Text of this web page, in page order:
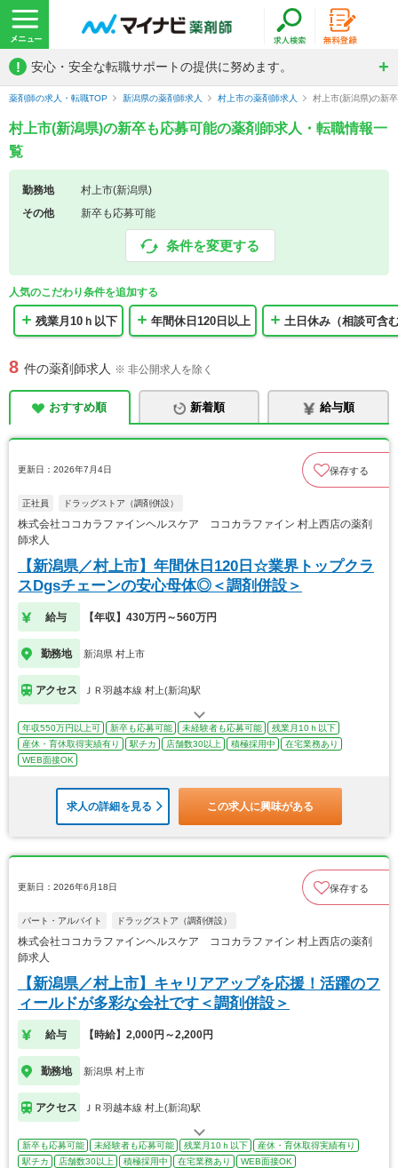
! 安心・安全な転職サポートの提供に努めます。
薬剤師の求人・転職TOP 新潟県の薬剤師求人 村上市の薬剤師求人 村上市(新潟県)の新
村上市(新潟県)の新卒も応募可能の薬剤師求人・転職情報一
覧
勤務地
村上市(新潟県)
その他
新卒も応募可能
条件を変更する
人気のこだわり条件を追加する
残業月10ｈ以下 年間休日120日以上 土日休み（相談可含
8 件の薬剤師求人 ※ 非公開求人を除く
おすすめ順 新着順 給与順
更新日：2026年7月4日 保存する
正社員 ドラッグストア（調剤併設）
株式会社ココカラファインヘルスケア ココカラファイン 村上西店の薬剤
師求人
【新潟県／村上市】年間休日120日☆業界トップクラ
スDgsチェーンの安心母体◎＜調剤併設＞
給与 【年収】430万円～560万円
勤務地 新潟県 村上市
アクセス ＪＲ羽越本線 村上(新潟)駅
年収550万円以上可 新卒も応募可能 未経験者も応募可能
残業月10ｈ以下
産休・育休取得実績有り
駅チカ 店舗数30以上 積極採用中
在宅業務あり
WEB面接OK
求人の詳細を見る この求人に興味がある
更新日：2026年6月18日 保存する
パート・アルバイト ドラッグストア（調剤併設）
株式会社ココカラファインヘルスケア ココカラファイン 村上西店の薬剤
師求人
【新潟県／村上市】キャリアアップを応援！活躍のフ
ィールドが多彩な会社です＜調剤併設＞
給与 【時給】2,000円～2,200円
勤務地 新潟県 村上市
アクセス ＪＲ羽越本線 村上(新潟)駅
新卒も応募可能 未経験者も応募可能 残業月10ｈ以下
産休・育休取得実績有り
駅チカ
店舗数30以上 積極採用中 在宅業務あり WEB面接OK